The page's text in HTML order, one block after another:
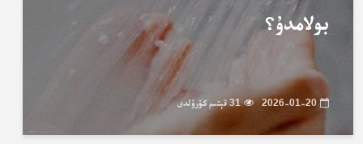
بولامدۇ؟
2026-01-20 31 قېتىم كۆرۈلدى